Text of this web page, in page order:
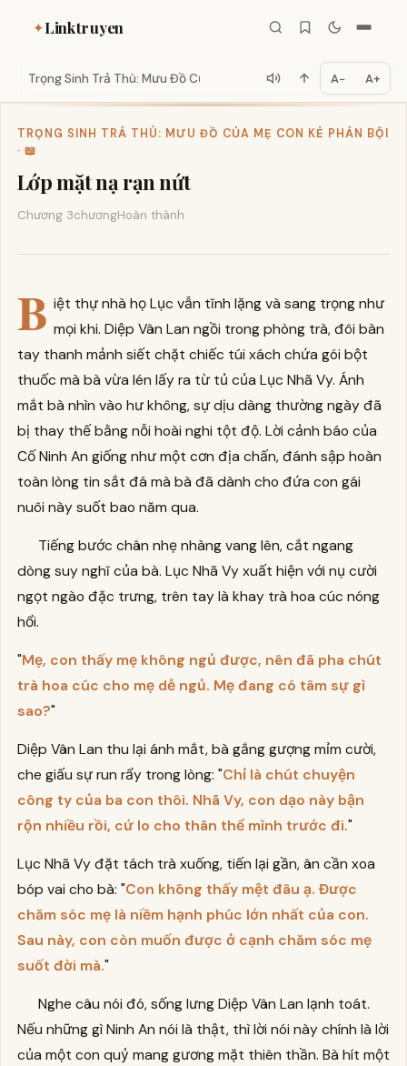
✦Linktruyen
Trọng Sinh Trả Thù: Mưu Đồ Của... A− A+
TRỌNG SINH TRẢ THÙ: MƯU ĐỒ CỦA MẸ CON KẺ PHẢN BỘI
· 📖
Lớp mặt nạ rạn nứt
Chương 3chươngHoàn thành
B iệt thự nhà họ Lục vẫn tĩnh lặng và sang trọng như
mọi khi. Diệp Vân Lan ngồi trong phòng trà, đôi bàn
tay thanh mảnh siết chặt chiếc túi xách chứa gói bột
thuốc mà bà vừa lén lấy ra từ tủ của Lục Nhã Vy. Ánh
mắt bà nhìn vào hư không, sự dịu dàng thường ngày đã
bị thay thế bằng nỗi hoài nghi tột độ. Lời cảnh báo của
Cố Ninh An giống như một cơn địa chấn, đánh sập hoàn
toàn lòng tin sắt đá mà bà đã dành cho đứa con gái
nuôi này suốt bao năm qua.
Tiếng bước chân nhẹ nhàng vang lên, cắt ngang
dòng suy nghĩ của bà. Lục Nhã Vy xuất hiện với nụ cười
ngọt ngào đặc trưng, trên tay là khay trà hoa cúc nóng
hổi.
"Mẹ, con thấy mẹ không ngủ được, nên đã pha chút
trà hoa cúc cho mẹ dễ ngủ. Mẹ đang có tâm sự gì
sao?"
Diệp Vân Lan thu lại ánh mắt, bà gắng gượng mỉm cười,
che giấu sự run rẩy trong lòng: "Chỉ là chút chuyện
công ty của ba con thôi. Nhã Vy, con dạo này bận
rộn nhiều rồi, cứ lo cho thân thể mình trước đi."
Lục Nhã Vy đặt tách trà xuống, tiến lại gần, ân cần xoa
bóp vai cho bà: "Con không thấy mệt đâu ạ. Được
chăm sóc mẹ là niềm hạnh phúc lớn nhất của con.
Sau này, con còn muốn được ở cạnh chăm sóc mẹ
suốt đời mà."
Nghe câu nói đó, sống lưng Diệp Vân Lan lạnh toát.
Nếu những gì Ninh An nói là thật, thì lời nói này chính là lời
của một con quỷ mang gương mặt thiên thần. Bà hít một